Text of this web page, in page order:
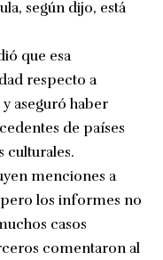
según dijo, está
que esa
respecto a
aseguró haber
de países
culturales.
menciones a
los informes no
casos
comentaron al